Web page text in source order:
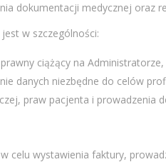
dokumentacji medycznej oraz
w szczególności:
ciążący na Administratorze,
danych niezbędne do celów
praw pacjenta i prowadzenia
celu wystawienia faktury,